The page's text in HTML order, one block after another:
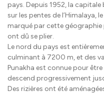
pays. Depuis 1952, la
sur les pentes de l’Himalaya,
marqué par cette géographie
ont dû se plier.
Le nord du pays est
culminant à 7200 m, et des
Punakha est connue pour être
descend progressivement
Des rizières ont été